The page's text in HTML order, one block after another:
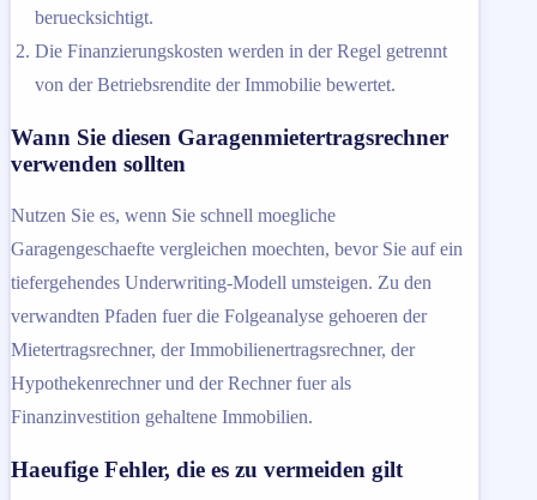
beruecksichtigt.
Die Finanzierungskosten werden in der Regel getrennt
von der Betriebsrendite der Immobilie bewertet.
Wann Sie diesen Garagenmietertragsrechner
verwenden sollten
Nutzen Sie es, wenn Sie schnell moegliche
Garagengeschaefte vergleichen moechten, bevor Sie auf ein
tiefergehendes Underwriting-Modell umsteigen. Zu den
verwandten Pfaden fuer die Folgeanalyse gehoeren der
Mietertragsrechner, der Immobilienertragsrechner, der
Hypothekenrechner und der Rechner fuer als
Finanzinvestition gehaltene Immobilien.
Haeufige Fehler, die es zu vermeiden gilt